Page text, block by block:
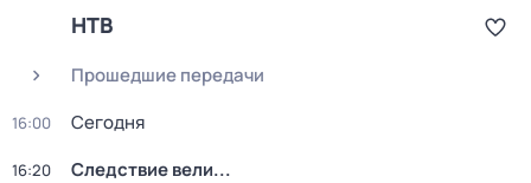
НТВ
Прошедшие передачи
16:00 Сегодня
16:20 Следствие вели...